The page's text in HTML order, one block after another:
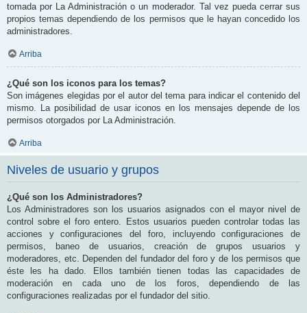
tomada por La Administración o un moderador. Tal vez pueda cerrar sus
propios temas dependiendo de los permisos que le hayan concedido los
administradores.
Arriba
¿Qué son los iconos para los temas?
Son imágenes elegidas por el autor del tema para indicar el contenido del
mismo. La posibilidad de usar iconos en los mensajes depende de los
permisos otorgados por La Administración.
Arriba
Niveles de usuario y grupos
¿Qué son los Administradores?
Los Administradores son los usuarios asignados con el mayor nivel de
control sobre el foro entero. Estos usuarios pueden controlar todas las
acciones y configuraciones del foro, incluyendo configuraciones de
permisos, baneo de usuarios, creación de grupos usuarios y
moderadores, etc. Dependen del fundador del foro y de los permisos que
éste les ha dado. Ellos también tienen todas las capacidades de
moderación en cada uno de los foros, dependiendo de las
configuraciones realizadas por el fundador del sitio.